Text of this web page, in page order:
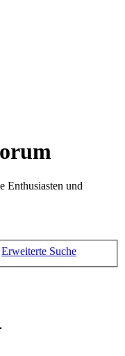
Enthusiasten und
Erweiterte Suche